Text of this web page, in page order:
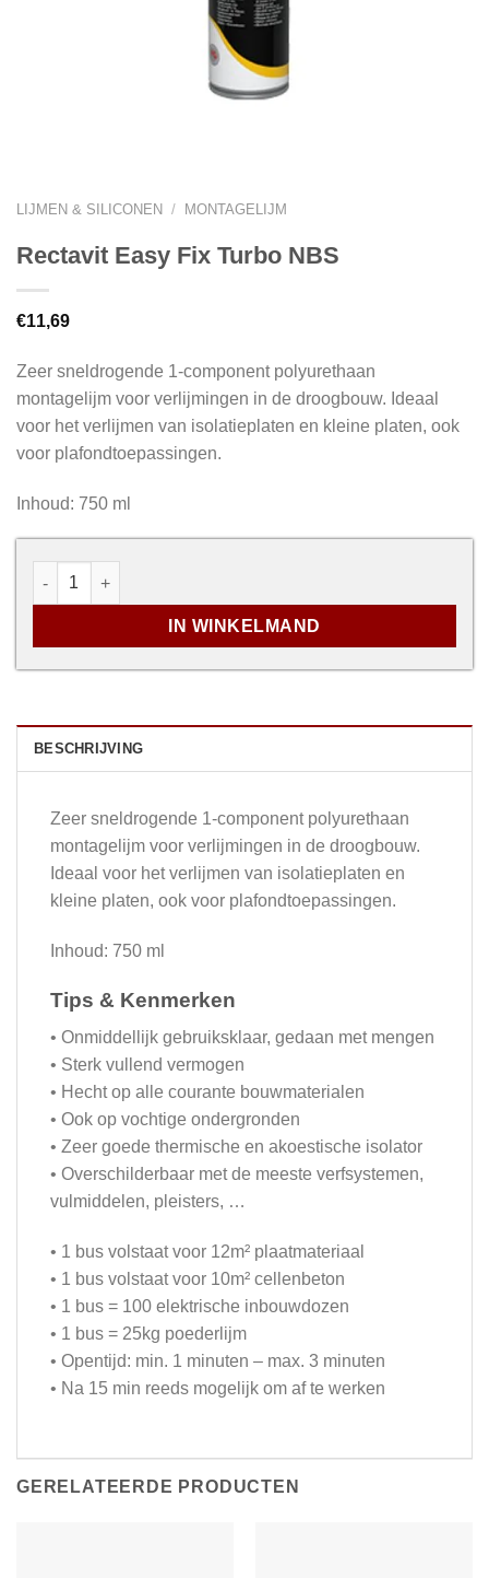
LIJMEN & SILICONEN / MONTAGELIJM
Rectavit Easy Fix Turbo NBS
€11,69
Zeer sneldrogende 1-component polyurethaan
montagelijm voor verlijmingen in de droogbouw. Ideaal
voor het verlijmen van isolatieplaten en kleine platen, ook
voor plafondtoepassingen.
Inhoud: 750 ml
Rectavit Easy Fix Turbo NBS aantal
IN WINKELMAND
BESCHRIJVING
Zeer sneldrogende 1-component polyurethaan
montagelijm voor verlijmingen in de droogbouw.
Ideaal voor het verlijmen van isolatieplaten en
kleine platen, ook voor plafondtoepassingen.
Inhoud: 750 ml
Tips & Kenmerken
• Onmiddellijk gebruiksklaar, gedaan met mengen
• Sterk vullend vermogen
• Hecht op alle courante bouwmaterialen
• Ook op vochtige ondergronden
• Zeer goede thermische en akoestische isolator
• Overschilderbaar met de meeste verfsystemen,
vulmiddelen, pleisters, …
• 1 bus volstaat voor 12m² plaatmateriaal
• 1 bus volstaat voor 10m² cellenbeton
• 1 bus = 100 elektrische inbouwdozen
• 1 bus = 25kg poederlijm
• Opentijd: min. 1 minuten – max. 3 minuten
• Na 15 min reeds mogelijk om af te werken
GERELATEERDE PRODUCTEN